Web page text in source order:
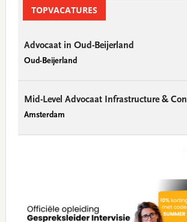
TOPVACATURES
Advocaat in Oud-Beijerland
Oud-Beijerland
Mid-Level Advocaat Infrastructure &
Amsterdam